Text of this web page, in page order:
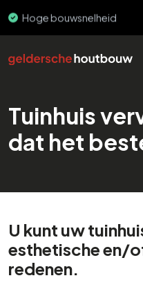
PEFC & FSC
Tuinhuis
dat het
U kunt uw
esthetische en/
redenen.